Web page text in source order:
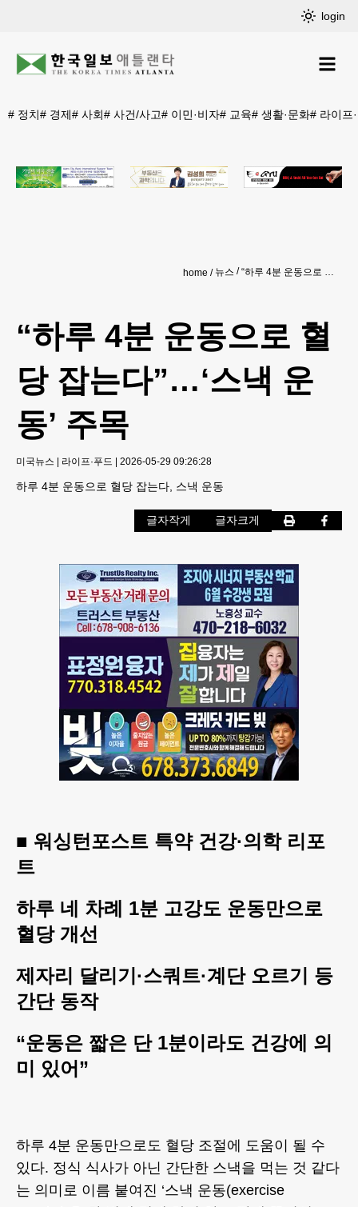
login
# 정치# 경제# 사회# 사건/사고# 이민·비자# 교육# 생활·문화# 라이프
home 뉴스 “하루 4분 운동으로 혈당 잡는다”…‘스낵 운동’ 주목
“하루 4분 운동으로 혈
당 잡는다”…‘스낵 운
동’ 주목
미국뉴스 | 라이프·푸드 | 2026-05-29 09:26:28
하루 4분 운동으로 혈당 잡는다, 스낵 운동
글자작게 글자크게
■ 워싱턴포스트 특약 건강·의학 리포
트
하루 네 차례 1분 고강도 운동만으로
혈당 개선
제자리 달리기·스쿼트·계단 오르기 등
간단 동작
“운동은 짧은 단 1분이라도 건강에 의
미 있어”
하루 4분 운동만으로도 혈당 조절에 도움이 될 수
있다. 정식 식사가 아닌 간단한 스낵을 먹는 것 같다
는 의미로 이름 붙여진 ‘스낵 운동(exercise